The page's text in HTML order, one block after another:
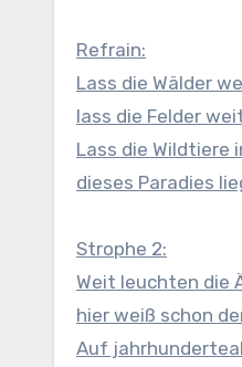
Refrain:
Lass die Wälder
lass die Felder
Lass die Wildtiere
dieses Paradies
Strophe 2:
Weit leuchten die
hier weiß schon
Auf